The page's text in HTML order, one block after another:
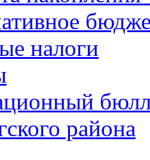
налоги
района